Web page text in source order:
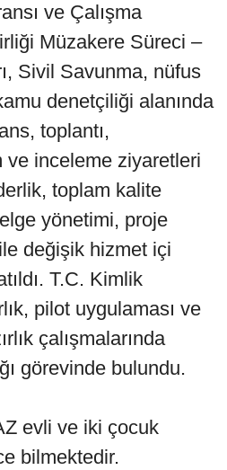
ve Çalışma
Müzakere Süreci –
Sivil Savunma, nüfus
denetçiliği alanında
toplantı,
ve inceleme ziyaretleri
toplam kalite
yönetimi, proje
değişik hizmet içi
T.C. Kimlik
pilot uygulaması ve
çalışmalarında
görevinde bulundu.
evli ve iki çocuk
bilmektedir.